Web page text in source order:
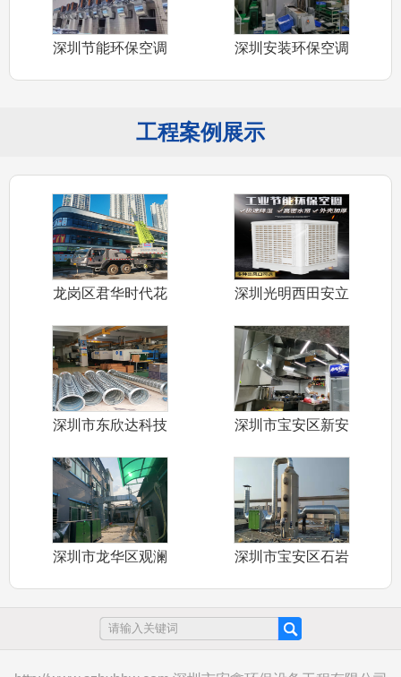
深圳节能环保空调
深圳安装环保空调
工程案例展示
龙岗区君华时代花
深圳光明西田安立
深圳市东欣达科技
深圳市宝安区新安
深圳市龙华区观澜
深圳市宝安区石岩